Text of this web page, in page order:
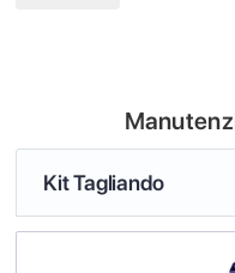
Kit Tagliando